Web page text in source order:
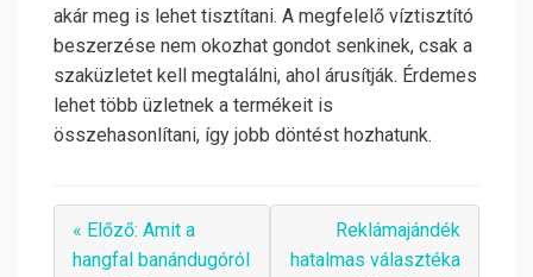
akár meg is lehet tisztítani. A megfelelő víztisztító
beszerzése nem okozhat gondot senkinek, csak a
szaküzletet kell megtalálni, ahol árusítják. Érdemes
lehet több üzletnek a termékeit is
összehasonlítani, így jobb döntést hozhatunk.
« Előző: Amit a
hangfal banándugóról
Reklámajándék
hatalmas választéka